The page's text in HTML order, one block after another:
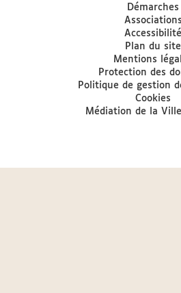
Démarches
Associations
Accessibilité
Plan du site
Mentions
Protection des
Politique de gestion
Cookies
Médiation de la